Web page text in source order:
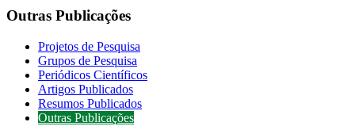
Outras Publicações
Projetos de Pesquisa
Grupos de Pesquisa
Periódicos Científicos
Artigos Publicados
Resumos Publicados
Outras Publicações